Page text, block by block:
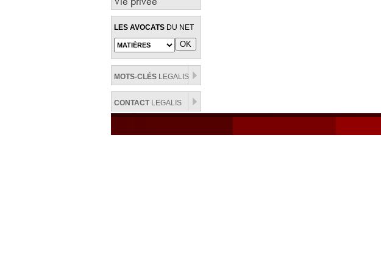
LES AVOCATS DU NET
MOTS-CLÉS LEGALIS
CONTACTLEGALIS